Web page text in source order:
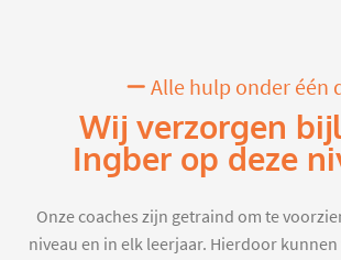
Alle hulp onder één
Wij verzorgen
Ingber op deze
Onze coaches zijn getraind om te
niveau en in elk leerjaar. Hierdoor